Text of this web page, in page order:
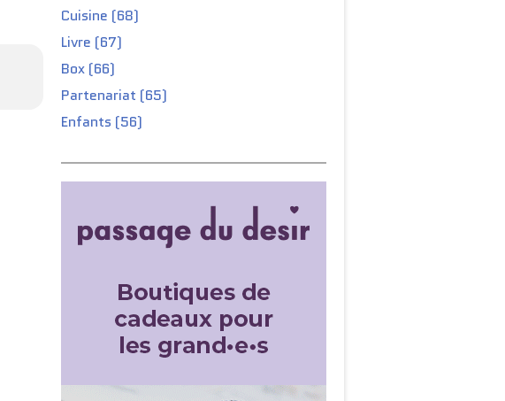
Cuisine (68)
Livre (67)
Box (66)
Partenariat (65)
Enfants (56)